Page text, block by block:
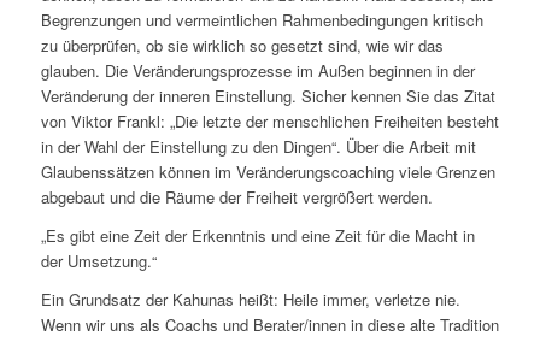
Begrenzungen und vermeintlichen Rahmenbedingungen kritisch
zu überprüfen, ob sie wirklich so gesetzt sind, wie wir das
glauben. Die Veränderungsprozesse im Außen beginnen in der
Veränderung der inneren Einstellung. Sicher kennen Sie das Zitat
von Viktor Frankl: „Die letzte der menschlichen Freiheiten besteht
in der Wahl der Einstellung zu den Dingen“. Über die Arbeit mit
Glaubenssätzen können im Veränderungscoaching viele Grenzen
abgebaut und die Räume der Freiheit vergrößert werden.
„Es gibt eine Zeit der Erkenntnis und eine Zeit für die Macht in
der Umsetzung.“
Ein Grundsatz der Kahunas heißt: Heile immer, verletze nie.
Wenn wir uns als Coachs und Berater/innen in diese alte Tradition